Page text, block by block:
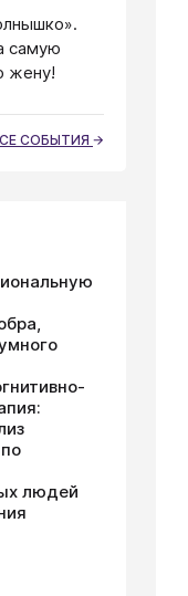
самую
жену!
СОБЫТИЯ
людей